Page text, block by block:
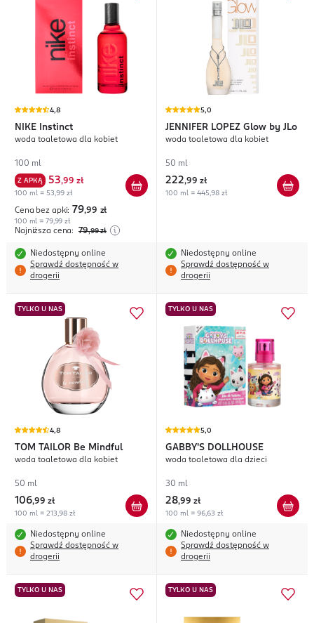
4,8
NIKE Instinct
woda toaletowa dla kobiet
100 ml
Z APKĄ 53,99 zł
100 ml = 53,99 zł
Cena bez apki: 79,99 zł
100 ml = 79,99 zł
Najniższa cena: 79,99 zł
Niedostępny online
Sprawdź dostępność w
drogerii
5,0
JENNIFER LOPEZ Glow by JLo
woda toaletowa dla kobiet
50 ml
222,99 zł
100 ml = 445,98 zł
Niedostępny online
Sprawdź dostępność w
drogerii
TYLKO U NAS
4,8
TOM TAILOR Be Mindful
woda toaletowa dla kobiet
50 ml
106,99 zł
100 ml = 213,98 zł
Niedostępny online
Sprawdź dostępność w
drogerii
TYLKO U NAS
5,0
GABBY'S DOLLHOUSE
woda toaletowa dla dzieci
30 ml
28,99 zł
100 ml = 96,63 zł
Niedostępny online
Sprawdź dostępność w
drogerii
TYLKO U NAS TYLKO U NAS